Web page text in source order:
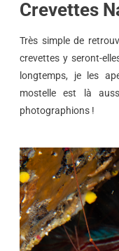
Crevettes
Très simple de
crevettes y seront-
longtemps, je les
mostelle est là
photographions !